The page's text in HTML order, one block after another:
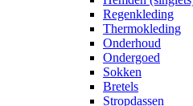
Regenkleding
Thermokleding
Onderhoud
Ondergoed
Sokken
Bretels
Stropdassen